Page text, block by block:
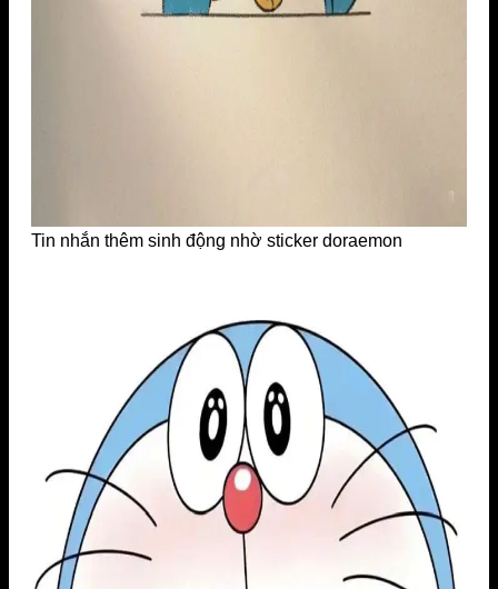
Tin nhắn thêm sinh động nhờ sticker doraemon